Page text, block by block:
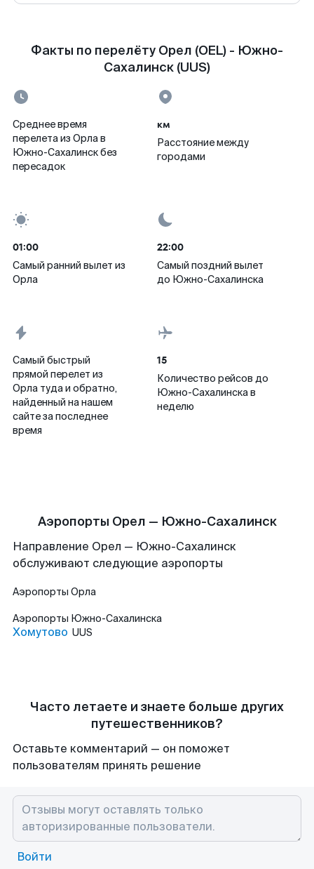
Факты по перелёту Орел (OEL) - Южно-
Сахалинск (UUS)
Среднее время
перелета из Орла в
Южно-Сахалинск без
пересадок
км
Расстояние между
городами
01:00
Самый ранний вылет из
Орла
22:00
Самый поздний вылет
до Южно-Сахалинска
Самый быстрый
прямой перелет из
Орла туда и обратно,
найденный на нашем
сайте за последнее
время
15
Количество рейсов до
Южно-Сахалинска в
неделю
Аэропорты Орел — Южно-Сахалинск
Направление Орел — Южно-Сахалинск
обслуживают следующие аэропорты
Аэропорты Орла
Аэропорты Южно-Сахалинска
Хомутово UUS
Часто летаете и знаете больше других
путешественников?
Оставьте комментарий — он поможет
пользователям принять решение
Войти